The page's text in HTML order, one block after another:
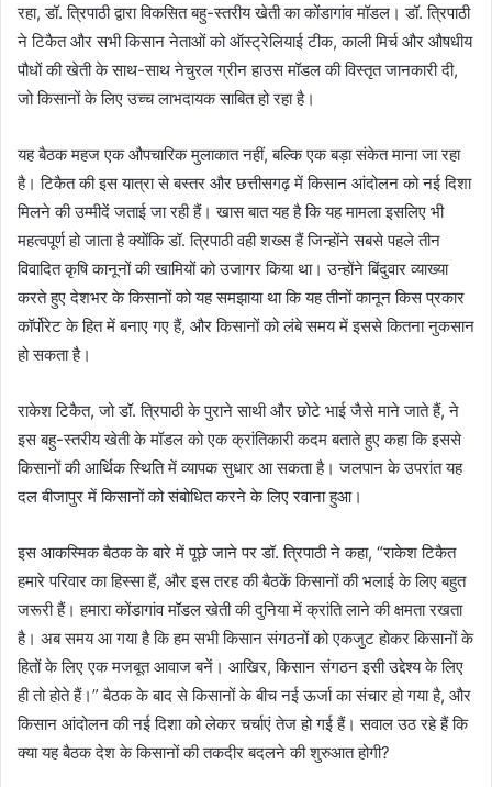
रहा, डॉ. त्रिपाठी द्वारा विकसित बहु-स्तरीय खेती का कोंडागांव मॉडल। डॉ. त्रिपाठी
ने टिकैत और सभी किसान नेताओं को ऑस्ट्रेलियाई टीक, काली मिर्च और औषधीय
पौधों की खेती के साथ-साथ नेचुरल ग्रीन हाउस मॉडल की विस्तृत जानकारी दी,
जो किसानों के लिए उच्च लाभदायक साबित हो रहा है।
यह बैठक महज एक औपचारिक मुलाकात नहीं, बल्कि एक बड़ा संकेत माना जा रहा
है। टिकैत की इस यात्रा से बस्तर और छत्तीसगढ़ में किसान आंदोलन को नई दिशा
मिलने की उम्मीदें जताई जा रही हैं। खास बात यह है कि यह मामला इसलिए भी
महत्वपूर्ण हो जाता है क्योंकि डॉ. त्रिपाठी वही शख्स हैं जिन्होंने सबसे पहले तीन
विवादित कृषि कानूनों की खामियों को उजागर किया था। उन्होंने बिंदुवार व्याख्या
करते हुए देशभर के किसानों को यह समझाया था कि यह तीनों कानून किस प्रकार
कॉर्पोरेट के हित में बनाए गए हैं, और किसानों को लंबे समय में इससे कितना नुकसान
हो सकता है।
राकेश टिकैत, जो डॉ. त्रिपाठी के पुराने साथी और छोटे भाई जैसे माने जाते हैं, ने
इस बहु-स्तरीय खेती के मॉडल को एक क्रांतिकारी कदम बताते हुए कहा कि इससे
किसानों की आर्थिक स्थिति में व्यापक सुधार आ सकता है। जलपान के उपरांत यह
दल बीजापुर में किसानों को संबोधित करने के लिए रवाना हुआ।
इस आकस्मिक बैठक के बारे में पूछे जाने पर डॉ. त्रिपाठी ने कहा, “राकेश टिकैत
हमारे परिवार का हिस्सा हैं, और इस तरह की बैठकें किसानों की भलाई के लिए बहुत
जरूरी हैं। हमारा कोंडागांव मॉडल खेती की दुनिया में क्रांति लाने की क्षमता रखता
है। अब समय आ गया है कि हम सभी किसान संगठनों को एकजुट होकर किसानों के
हितों के लिए एक मजबूत आवाज बनें। आखिर, किसान संगठन इसी उद्देश्य के लिए
ही तो होते हैं।” बैठक के बाद से किसानों के बीच नई ऊर्जा का संचार हो गया है, और
किसान आंदोलन की नई दिशा को लेकर चर्चाएं तेज हो गई हैं। सवाल उठ रहे हैं कि
क्या यह बैठक देश के किसानों की तकदीर बदलने की शुरुआत होगी?